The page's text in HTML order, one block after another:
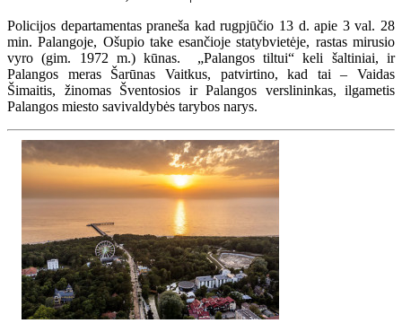
Policijos departamentas praneša kad rugpjūčio 13 d. apie 3 val. 28
min. Palangoje, Ošupio take esančioje statybvietėje, rastas mirusio
vyro (gim. 1972 m.) kūnas. „Palangos tiltui“ keli šaltiniai, ir
Palangos meras Šarūnas Vaitkus, patvirtino, kad tai – Vaidas
Šimaitis, žinomas Šventosios ir Palangos verslininkas, ilgametis
Palangos miesto savivaldybės tarybos narys.